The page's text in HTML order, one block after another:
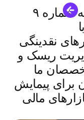
شماره ۹
نقدینگی
ریسک و
ما
برای پیمایش
مالی